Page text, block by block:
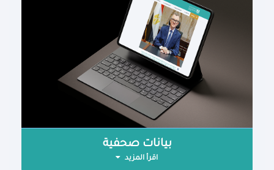
بيانات صحفية
اقرأ المزيد